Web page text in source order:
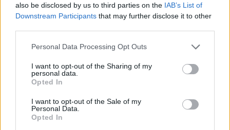
also be disclosed by us to third parties on the IAB’s List of
Downstream Participants that may further disclose it to other
Please note that this website/app uses one or more Google
not limited to your visit or usage behaviour. You may click to
grant or deny consent to Google and its third-party tags to
use your data for below specified purposes in below Google
consent section.
Personal Data Processing Opt Outs
I want to opt-out of the Sharing of my
personal data.
Opted In
I want to opt-out of the Sale of my
Personal Data.
Opted In